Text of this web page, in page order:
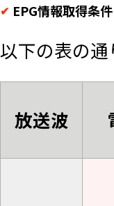
EPG情報取得条件
以下の表の
放送波